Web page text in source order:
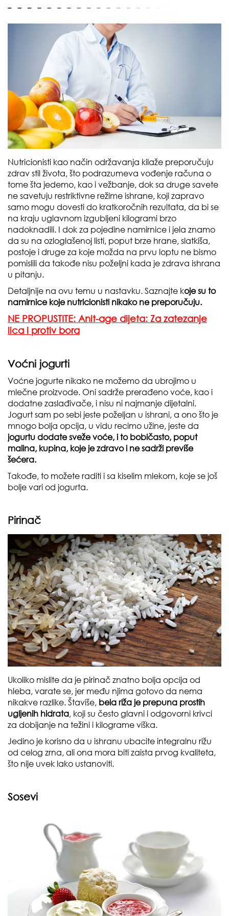
Nutricionisti kao način održavanja kilaže preporučuju
zdrav stil života, što podrazumeva vođenje računa o
tome šta jedemo, kao i vežbanje, dok sa druge savete
ne savetuju restriktivne režime ishrane, koji zapravo
samo mogu dovesti do kratkoročnih rezultata, da bi se
na kraju uglavnom izgubljeni kilogrami brzo
nadoknadili. I dok za pojedine namirnice i jela znamo
da su na ozloglašenoj listi, poput brze hrane, slatkiša,
postoje i druge za koje možda na prvu loptu ne bismo
pomislili da takođe nisu poželjni kada je zdrava ishrana
u pitanju.
Detaljnije na ovu temu u nastavku. Saznajte koje su to
namirnice koje nutricionisti nikako ne preporučuju.
NE PROPUSTITE: Anit-age dijeta: Za zatezanje
lica i protiv bora
Voćni jogurti
Voćne jogurte nikako ne možemo da ubrojimo u
mlečne proizvode. Oni sadrže prerađeno voće, kao i
dodatne zaslađivače, i nisu ni najmanje dijetalni.
Jogurt sam po sebi jeste poželjan u ishrani, a ono što je
mnogo bolja opcija, u vidu recimo užine, jeste da
jogurtu dodate sveže voće, i to bobičasto, poput
malina, kupina, koje je zdravo i ne sadrži previše
šećera.
Takođe, to možete raditi i sa kiselim mlekom, koje se još
bolje vari od jogurta.
Pirinač
Ukoliko mislite da je pirinač znatno bolja opcija od
hleba, varate se, jer među njima gotovo da nema
nikakve razlike. Štaviše, bela riža je prepuna prostih
ugljenih hidrata, koji su često glavni i odgovorni krivci
za dobijanje na težini i kilograme viška.
Jedino je korisno da u ishranu ubacite integralnu rižu
od celog zrna, ali ona mora biti zaista prvog kvaliteta,
što nije uvek lako ustanoviti.
Sosevi